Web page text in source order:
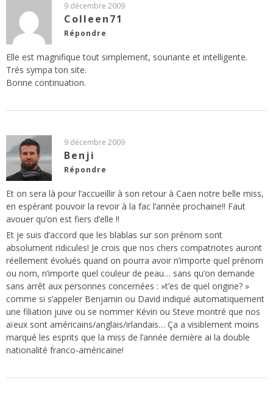
9 décembre 2009
Colleen71
Répondre
Elle est magnifique tout simplement, souriante et intelligente.
Trés sympa ton site.
Bonne continuation.
9 décembre 2009
Benji
Répondre
Et on sera là pour l’accueillir à son retour à Caen notre belle miss,
en espérant pouvoir la revoir à la fac l’année prochaine!! Faut
avouer qu’on est fiers d’elle !!
Et je suis d’accord que les blablas sur son prénom sont
absolument ridicules! Je crois que nos chers compatriotes auront
réellement évolués quand on pourra avoir n’importe quel prénom
ou nom, n’importe quel couleur de peau… sans qu’on demande
sans arrêt aux personnes concernées : »t’es de quel origine? »
comme si s’appeler Benjamin ou David indiqué automatiquement
une filiation juive ou se nommer Kévin ou Steve montré que nos
aïeux sont américains/anglais/irlandais… Ça a visiblement moins
marqué les esprits que la miss de l’année dernière ai la double
nationalité franco-américaine!